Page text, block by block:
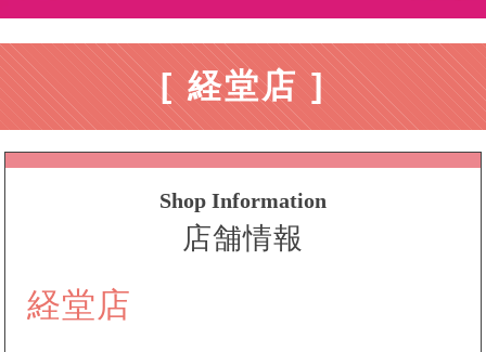
[ 経堂店 ]
Shop Information
店舗情報
経堂店